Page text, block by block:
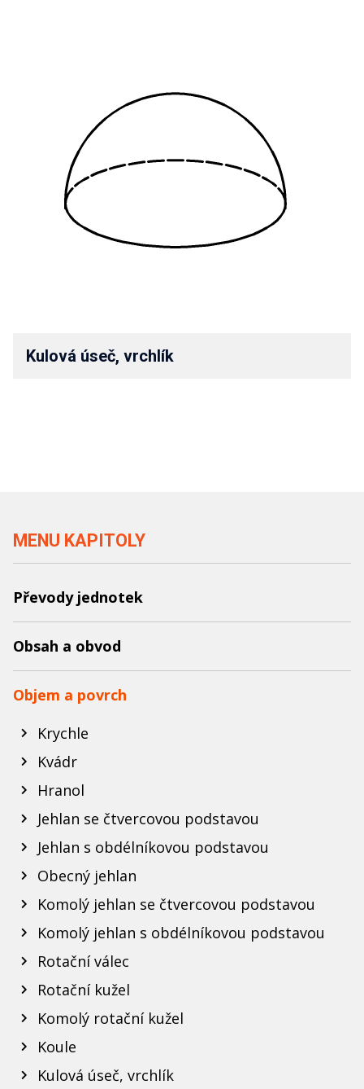
MENU KAPITOLY
Převody jednotek
Obsah a obvod
Objem a povrch
Krychle
Kvádr
Hranol
Jehlan se čtvercovou podstavou
Jehlan s obdélníkovou podstavou
Obecný jehlan
Komolý jehlan se čtvercovou podstavou
Komolý jehlan s obdélníkovou podstavou
Rotační válec
Rotační kužel
Komolý rotační kužel
Koule
Kulová úseč, vrchlík
Kulová úseč, vrchlík